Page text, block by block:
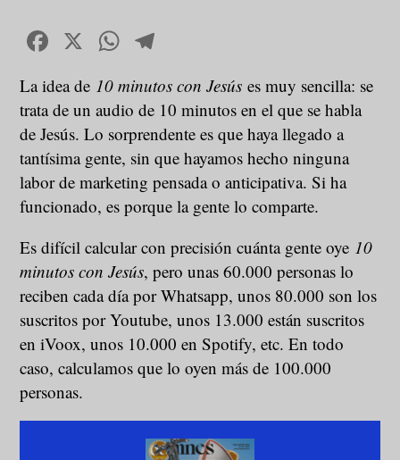
Facebook
X WhatsApp
La idea de 10 minutos con Jesús es muy sencilla: se
trata de un audio de 10 minutos en el que se habla
de Jesús. Lo sorprendente es que haya llegado a
tantísima gente, sin que hayamos hecho ninguna
labor de marketing pensada o anticipativa. Si ha
funcionado, es porque la gente lo comparte.
Es difícil calcular con precisión cuánta gente oye 10
minutos con Jesús, pero unas 60.000 personas lo
reciben cada día por Whatsapp, unos 80.000 son los
suscritos por Youtube, unos 13.000 están suscritos
en iVoox, unos 10.000 en Spotify, etc. En todo
caso, calculamos que lo oyen más de 100.000
personas.